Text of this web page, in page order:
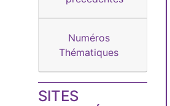
Numéros
Thématiques
SITES